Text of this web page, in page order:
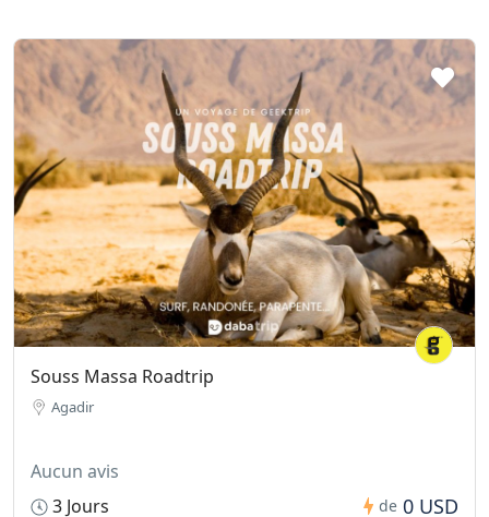
Souss Massa Roadtrip
Agadir
Aucun avis
3 Jours
de 0 USD